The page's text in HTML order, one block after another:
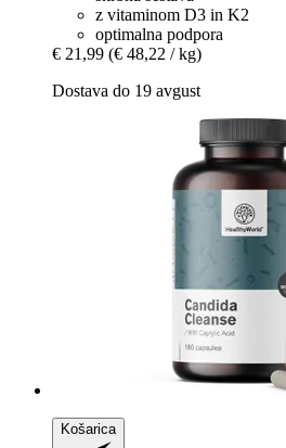
z vitaminom D3 in K2
optimalna podpora
€ 21,99 (€ 48,22 / kg)
Dostava do 19 avgust
Košarica